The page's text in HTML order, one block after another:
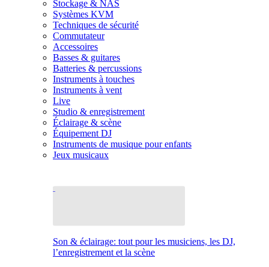
Stockage & NAS
Systèmes KVM
Techniques de sécurité
Commutateur
Accessoires
Basses & guitares
Batteries & percussions
Instruments à touches
Instruments à vent
Live
Studio & enregistrement
Éclairage & scène
Équipement DJ
Instruments de musique pour enfants
Jeux musicaux
Son & éclairage: tout pour les musiciens, les DJ,
l’enregistrement et la scène